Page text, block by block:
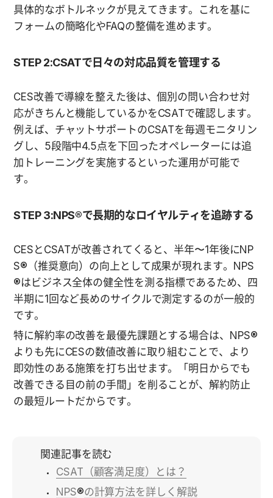
具体的なボトルネックが見えてきます。これを基に
フォームの簡略化やFAQの整備を進めます。
STEP 2:CSATで日々の対応品質を管理する
CES改善で導線を整えた後は、個別の問い合わせ対
応がきちんと機能しているかをCSATで確認します。
例えば、チャットサポートのCSATを毎週モニタリン
グし、5段階中4.5点を下回ったオペレーターには追
加トレーニングを実施するといった運用が可能で
す。
STEP 3:NPS®で長期的なロイヤルティを追跡する
CESとCSATが改善されてくると、半年〜1年後にNP
S®（推奨意向）の向上として成果が現れます。NPS
®はビジネス全体の健全性を測る指標であるため、四
半期に1回など長めのサイクルで測定するのが一般的
です。
特に解約率の改善を最優先課題とする場合は、NPS®
よりも先にCESの数値改善に取り組むことで、より
即効性のある施策を打ち出せます。「明日からでも
改善できる目の前の手間」を削ることが、解約防止
の最短ルートだからです。
関連記事を読む
CSAT（顧客満足度）とは？
NPS®の計算方法を詳しく解説